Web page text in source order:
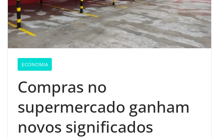
ECONOMIA
Compras no
supermercado ganham
novos significados